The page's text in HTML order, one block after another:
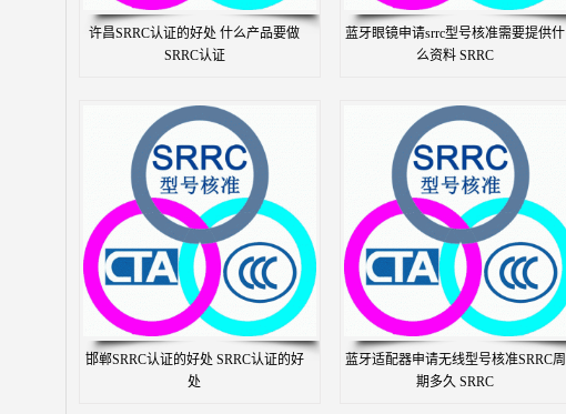
许昌SRRC认证的好处 什么产品要做
SRRC认证
蓝牙眼镜申请srrc型号核准需要提供什
么资料 SRRC
邯郸SRRC认证的好处 SRRC认证的好
处
蓝牙适配器申请无线型号核准SRRC周
期多久 SRRC